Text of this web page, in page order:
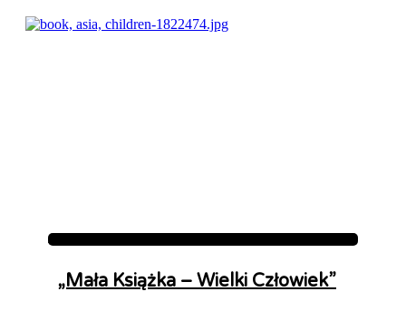
Aktualności
„Mała Książka – Wielki Człowiek”